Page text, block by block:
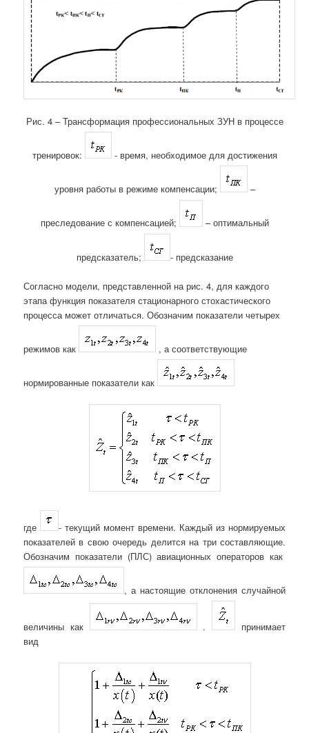
Рис. 4 – Трансформация профессиональных ЗУН в процессе
тренировок: - время, необходимое для достижения
уровня работы в режиме компенсации; –
преследование с компенсацией; – оптимальный
предсказатель; - предсказание
Согласно модели, представленной на рис. 4, для каждого
этапа функция показателя стационарного стохастического
процесса может отличаться. Обозначим показатели четырех
режимов как , а соответствующие
нормированные показатели как
где
- текущий момент времени. Каждый из нормируемых
показателей в свою очередь делится на три составляющие.
Обозначим показатели (ПЛС) авиационных операторов как
, а настоящие отклонения случайной
величины как .
принимает
вид